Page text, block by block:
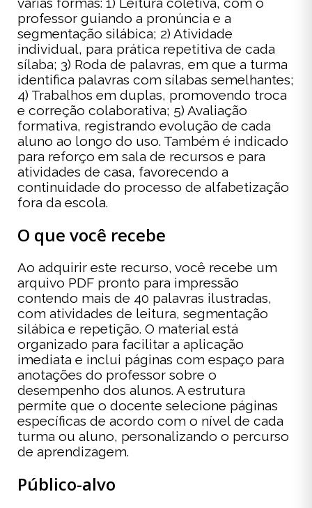
professor guiando a pronúncia e a
segmentação silábica; 2) Atividade
individual, para prática repetitiva de cada
sílaba; 3) Roda de palavras, em que a turma
identifica palavras com sílabas semelhantes;
4) Trabalhos em duplas, promovendo troca
e correção colaborativa; 5) Avaliação
formativa, registrando evolução de cada
aluno ao longo do uso. Também é indicado
para reforço em sala de recursos e para
atividades de casa, favorecendo a
continuidade do processo de alfabetização
fora da escola.
O que você recebe
Ao adquirir este recurso, você recebe um
arquivo PDF pronto para impressão
contendo mais de 40 palavras ilustradas,
com atividades de leitura, segmentação
silábica e repetição. O material está
organizado para facilitar a aplicação
imediata e inclui páginas com espaço para
anotações do professor sobre o
desempenho dos alunos. A estrutura
permite que o docente selecione páginas
específicas de acordo com o nível de cada
turma ou aluno, personalizando o percurso
de aprendizagem.
Público-alvo